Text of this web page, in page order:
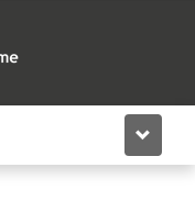
+49 2381 304486-13